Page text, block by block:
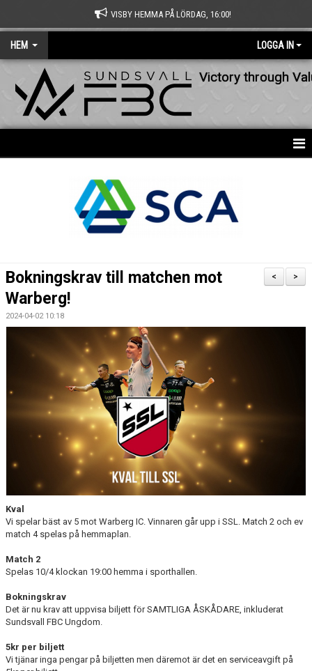
VISBY HEMMA PÅ LÖRDAG, 16:00!
HEM LOGGA IN
Victory through
KALENDER
DOKUMENT
INTRESSEANMÄLAN
SARGVAKTSCHEMA
FÖRENINGSPRODUKTEN
>
<
Bokningskrav till matchen mot
Warberg!
2024-04-02 10:18
Kval
Vi spelar bäst av 5 mot Warberg IC. Vinnaren går upp i SSL. Match 2 och ev
match 4 spelas på hemmaplan.
Match 2
Spelas 10/4 klockan 19:00 hemma i sporthallen.
Bokningskrav
Det är nu krav att uppvisa biljett för SAMTLIGA ÅSKÅDARE, inkluderat
Sundsvall FBC Ungdom.
5kr per biljett
Vi tjänar inga pengar på biljetten men däremot är det en serviceavgift på